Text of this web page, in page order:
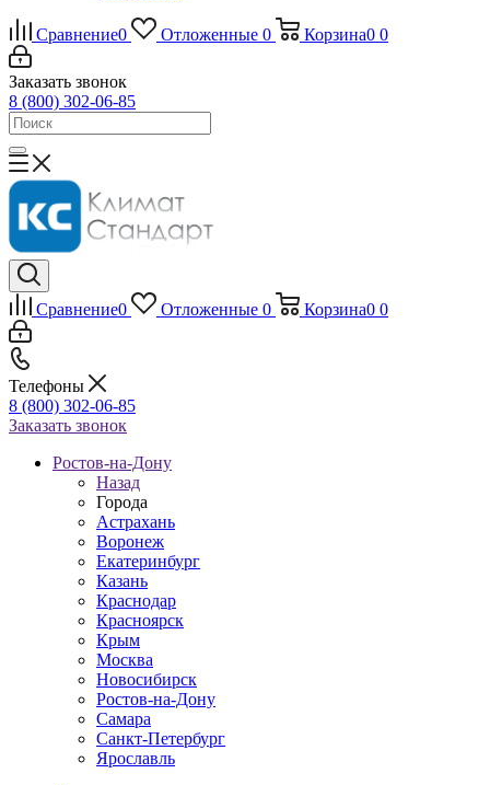
Сравнение0 Отложенные 0 Корзина0 0
Заказать звонок
8 (800) 302-06-85
Сравнение0 Отложенные 0 Корзина0 0
Телефоны
8 (800) 302-06-85
Заказать звонок
Ростов-на-Дону
Назад
Города
Астрахань
Воронеж
Екатеринбург
Казань
Краснодар
Красноярск
Крым
Москва
Новосибирск
Ростов-на-Дону
Самара
Санкт-Петербург
Ярославль